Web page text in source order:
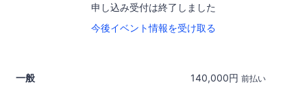
申し込み受付は終了しました
今後イベント情報を受け取る
一般 140,000円 前払い